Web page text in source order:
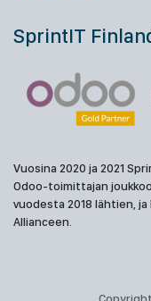
SprintIT
Vuosina 2020 ja 2021
Odoo-toimittajan
vuodesta 2018 lähtien,
Allianceen.